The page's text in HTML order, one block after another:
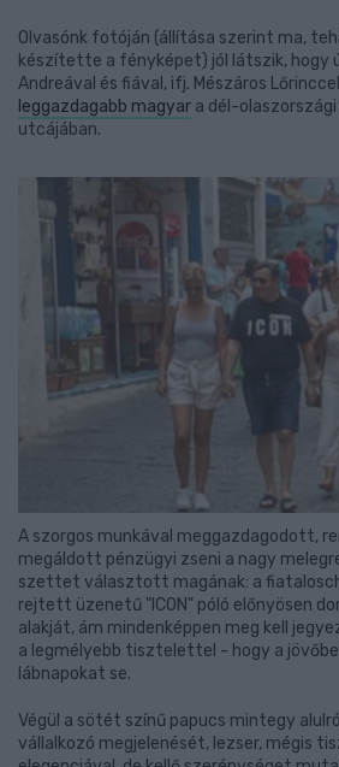
Olvasónk fotóján (állítása szerint ma,
készítette a fényképet) jól látszik, hogy
Andreával és fiával, ifj. Mészáros
leggazdagabb magyar a dél-
utcájában.
A szorgos munkával meggazdagodott,
megáldott pénzügyi zseni a nagy
szettet választott magának: a
rejtett üzenetű "ICON" póló előnyösen
alakját, ám mindenképpen meg kell
a legmélyebb tisztelettel - hogy a
lábnapokat se.
Végül a sötét színű papucs mintegy
vállalkozó megjelenését, lezser, mégis